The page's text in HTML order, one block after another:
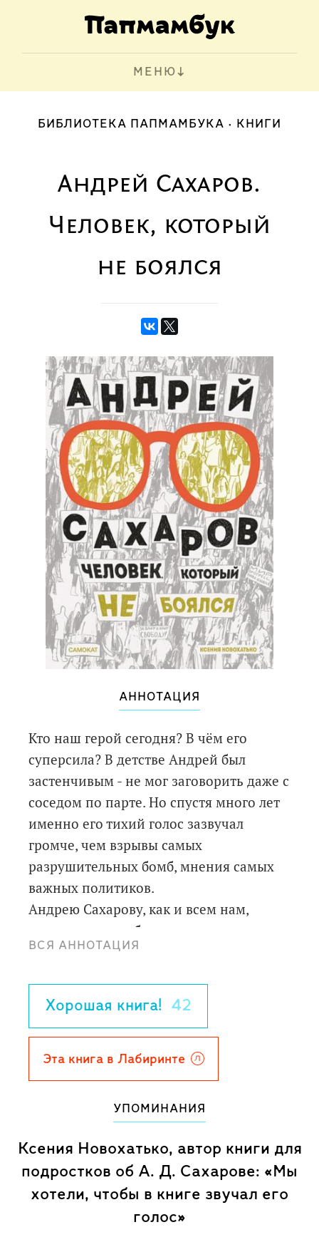
МЕНЮ
БИБЛИОТЕКА ПАПМАМБУКА КНИГИ
Андрей Сахаров.
Человек, который
не боялся
АННОТАЦИЯ
Кто наш герой сегодня? В чём его
суперсила? В детстве Андрей был
застенчивым - не мог заговорить даже с
соседом по парте. Но спустя много лет
именно его тихий голос зазвучал
громче, чем взрывы самых
разрушительных бомб, мнения самых
важных политиков.
Андрею Сахарову, как и всем нам,
приходилось выбирать: думать самому
или верить на слово, сказать или
стороне. Его жизнь была похожа на
научный эксперимент, который часто
приводил к неожиданным результатам.
Совершая ошибки, сталкиваясь с
неудачами и предательством, Сахаров
всегда выбирал действие: ставил под
сомнение то, что считалось
неоспоримым, говорил на равных с
главами государств, бросал вызов
бесправию, несправедливости и
ВСЯ АННОТАЦИЯ
Хорошая книга! 42
Эта книга в Лабиринте
УПОМИНАНИЯ
Ксения Новохатько, автор книги для
подростков об А. Д. Сахарове: «Мы
хотели, чтобы в книге звучал его
голос»